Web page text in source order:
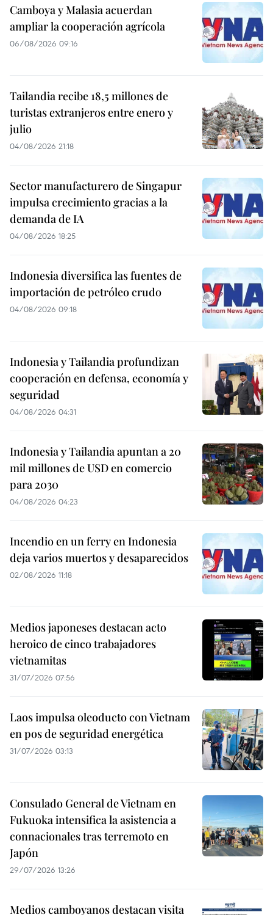
Camboya y Malasia acuerdan
ampliar la cooperación agrícola
06/08/2026 09:16
Tailandia recibe 18,5 millones de
turistas extranjeros entre enero y
julio
04/08/2026 21:18
Sector manufacturero de Singapur
impulsa crecimiento gracias a la
demanda de IA
04/08/2026 18:25
Indonesia diversifica las fuentes de
importación de petróleo crudo
04/08/2026 09:18
Indonesia y Tailandia profundizan
cooperación en defensa, economía y
seguridad
04/08/2026 04:31
Indonesia y Tailandia apuntan a 20
mil millones de USD en comercio
para 2030
04/08/2026 04:23
Incendio en un ferry en Indonesia
deja varios muertos y desaparecidos
02/08/2026 11:18
Medios japoneses destacan acto
heroico de cinco trabajadores
vietnamitas
31/07/2026 07:56
Laos impulsa oleoducto con Vietnam
en pos de seguridad energética
31/07/2026 03:13
Consulado General de Vietnam en
Fukuoka intensifica la asistencia a
connacionales tras terremoto en
Japón
29/07/2026 13:26
Medios camboyanos destacan visita